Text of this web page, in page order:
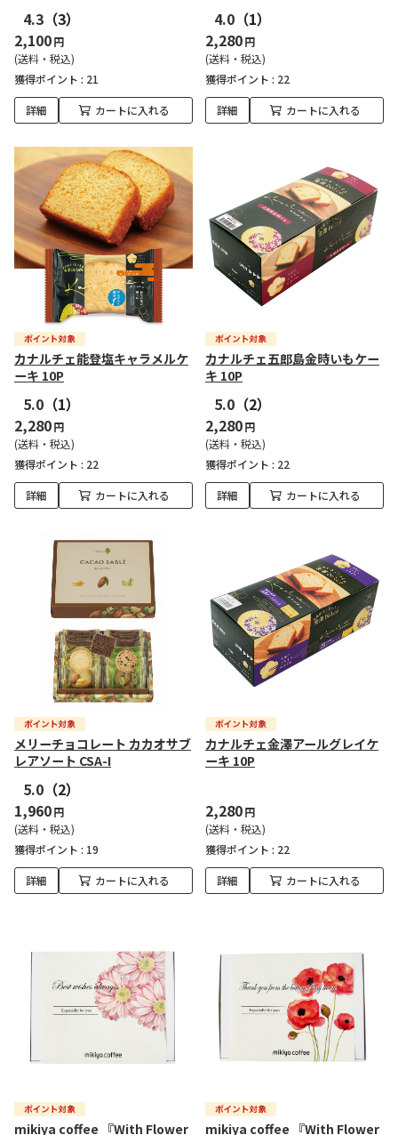
4.3 （3）
2,100円
(送料・税込)
獲得ポイント : 21
詳細 カートに入れる
4.0 （1）
2,280円
(送料・税込)
獲得ポイント : 22
詳細 カートに入れる
カナルチェ能登塩キャラメルケ
ーキ 10P
5.0 （1）
2,280円
(送料・税込)
獲得ポイント : 22
詳細 カートに入れる
カナルチェ五郎島金時いもケー
キ 10P
5.0 （2）
2,280円
(送料・税込)
獲得ポイント : 22
詳細 カートに入れる
メリーチョコレート カカオサブ
レアソート CSA-I
5.0 （2）
1,960円
(送料・税込)
獲得ポイント : 19
詳細 カートに入れる
カナルチェ金澤アールグレイケ
ーキ 10P
2,280円
(送料・税込)
獲得ポイント : 22
詳細 カートに入れる
mikiya coffee 『With Flower mikiya coffee 『With Flower